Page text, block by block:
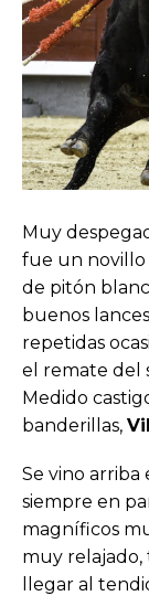
Muy
fue un novillo
de pitón
buenos
repetidas
el remate del
Medido
banderillas,
Se vino
siempre en
magníficos
muy
llegar al